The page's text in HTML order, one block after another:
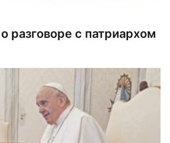
разговоре с патриархом